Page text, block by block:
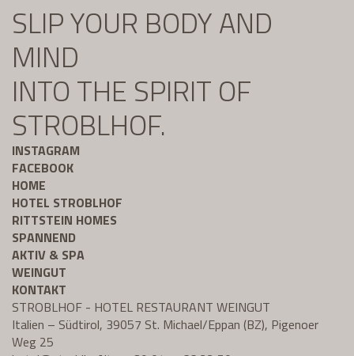
SLIP YOUR BODY AND
MIND
INTO THE SPIRIT OF
STROBLHOF.
INSTAGRAM
FACEBOOK
HOME
HOTEL STROBLHOF
RITTSTEIN HOMES
SPANNEND
AKTIV & SPA
WEINGUT
KONTAKT
STROBLHOF - HOTEL RESTAURANT WEINGUT
Italien – Südtirol, 39057 St. Michael/Eppan (BZ), Pigenoer
Weg 25